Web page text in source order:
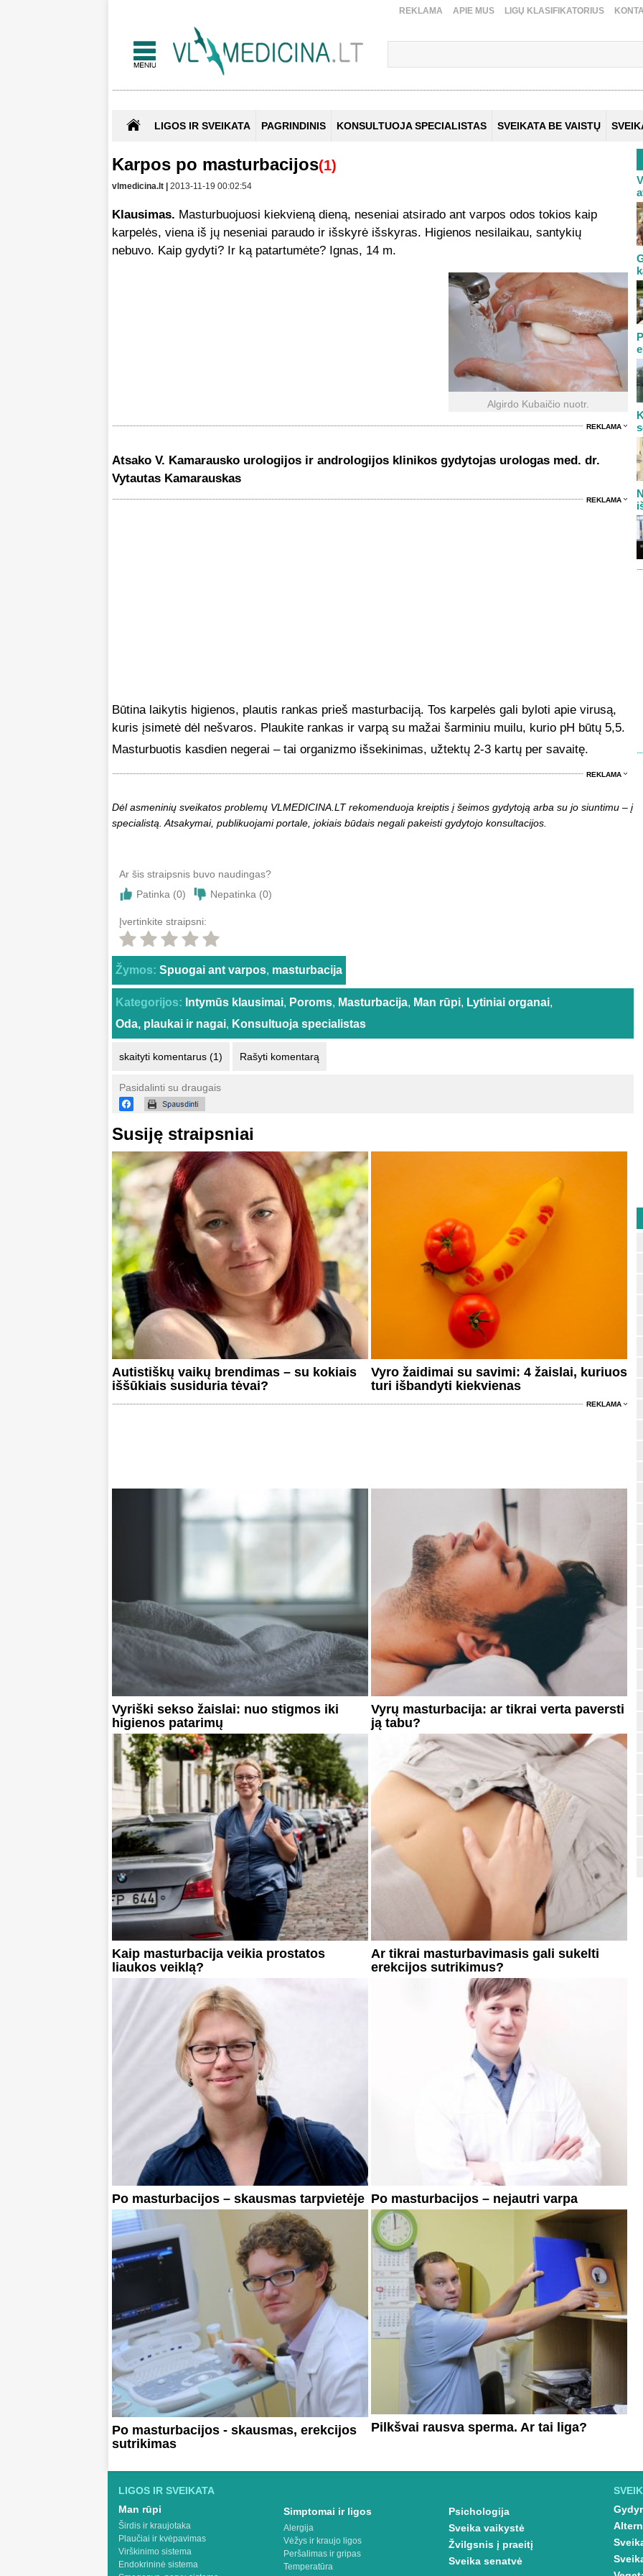
REKLAMA APIE MUS LIGŲ KLASIFIKATORIUS
LIGOS IR SVEIKATA PAGRINDINIS KONSULTUOJA SPECIALISTAS SVEIKATA BE VAISTŲ
Karpos po masturbacijos(1)
vlmedicina.lt | 2013-11-19 00:02:54
Klausimas. Masturbuojuosi kiekvieną dieną, neseniai atsirado ant varpos odos tokios kaip
karpelės, viena iš jų neseniai paraudo ir išskyrė išskyras. Higienos nesilaikau, santykių
nebuvo. Kaip gydyti? Ir ką patartumėte? Ignas, 14 m.
Algirdo Kubaičio nuotr.
REKLAMA
Atsako V. Kamarausko urologijos ir andrologijos klinikos gydytojas urologas med. dr.
Vytautas Kamarauskas
REKLAMA
Būtina laikytis higienos, plautis rankas prieš masturbaciją. Tos karpelės gali byloti apie virusą,
kuris įsimetė dėl nešvaros. Plaukite rankas ir varpą su mažai šarminiu muilu, kurio pH būtų 5,5.
Masturbuotis kasdien negerai – tai organizmo išsekinimas, užtektų 2-3 kartų per savaitę.
REKLAMA
Dėl asmeninių sveikatos problemų VLMEDICINA.LT rekomenduoja kreiptis į šeimos gydytoją arba su jo siuntimu – į
specialistą. Atsakymai, publikuojami portale, jokiais būdais negali pakeisti gydytojo konsultacijos.
Ar šis straipsnis buvo naudingas?
Patinka (0) Nepatinka (0)
Įvertinkite straipsni:
Žymos: Spuogai ant varpos, masturbacija
Kategorijos: Intymūs klausimai, Poroms, Masturbacija, Man rūpi, Lytiniai organai,
Oda, plaukai ir nagai, Konsultuoja specialistas
skaityti komentarus (1) Rašyti komentarą
Pasidalinti su draugais
Susiję straipsniai
Autistiškų vaikų brendimas – su kokiais
iššūkiais susiduria tėvai?
Vyro žaidimai su savimi: 4 žaislai, kuriuos
turi išbandyti kiekvienas
REKLAMA
Vyriški sekso žaislai: nuo stigmos iki
higienos patarimų
Vyrų masturbacija: ar tikrai verta paversti
ją tabu?
Kaip masturbacija veikia prostatos
liaukos veiklą?
Ar tikrai masturbavimasis gali sukelti
erekcijos sutrikimus?
Po masturbacijos – skausmas tarpvietėje Po masturbacijos – nejautri varpa
Po masturbacijos - skausmas, erekcijos
sutrikimas
Pilkšvai rausva sperma. Ar tai liga?
LIGOS IR SVEIKATA
Man rūpi
Širdis ir kraujotaka
Plaučiai ir kvėpavimas
Virškinimo sistema
Endokrininė sistema
Simptomai ir ligos
Alergija
Vėžys ir kraujo ligos
Peršalimas ir gripas
Temperatūra
Psichologija
Sveika vaikystė
Žvilgsnis į praeitį
Sveika senatvė